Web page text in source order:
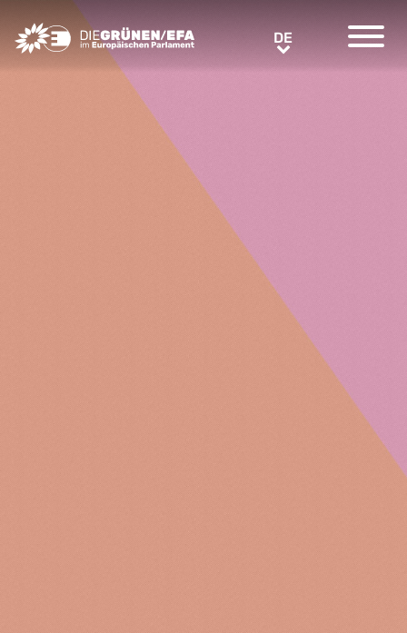
Greens/EFA Home DEDE